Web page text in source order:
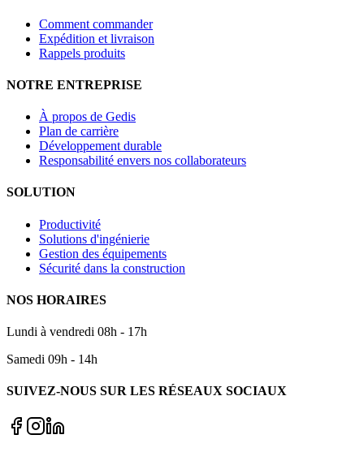
Comment commander
Expédition et livraison
Rappels produits
NOTRE ENTREPRISE
À propos de Gedis
Plan de carrière
Développement durable
Responsabilité envers nos collaborateurs
SOLUTION
Productivité
Solutions d'ingénierie
Gestion des équipements
Sécurité dans la construction
NOS HORAIRES
Lundi à vendredi 08h - 17h
Samedi 09h - 14h
SUIVEZ-NOUS SUR LES RÉSEAUX SOCIAUX